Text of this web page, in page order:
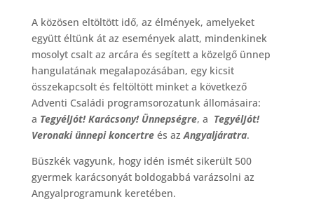
A közösen eltöltött idő, az élmények, amelyeket
együtt éltünk át az események alatt, mindenkinek
mosolyt csalt az arcára és segített a közelgő ünnep
hangulatának megalapozásában, egy kicsit
összekapcsolt és feltöltött minket a következő
Adventi Családi programsorozatunk állomásaira:
a TegyélJót! Karácsony! Ünnepségre, a TegyélJót!
Veronaki ünnepi koncertre és az Angyaljáratra.
Büszkék vagyunk, hogy idén ismét sikerült 500
gyermek karácsonyát boldogabbá varázsolni az
Angyalprogramunk keretében.